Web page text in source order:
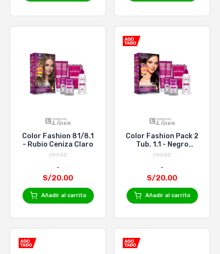
Color Fashion 81/8.1
- Rubio Ceniza Claro
UNIDAD
S/20.00
Añadir al carrito
Color Fashion Pack 2
Tub. 1.1 - Negro
Azulado Intenso
UNIDAD
S/20.00
Añadir al carrito